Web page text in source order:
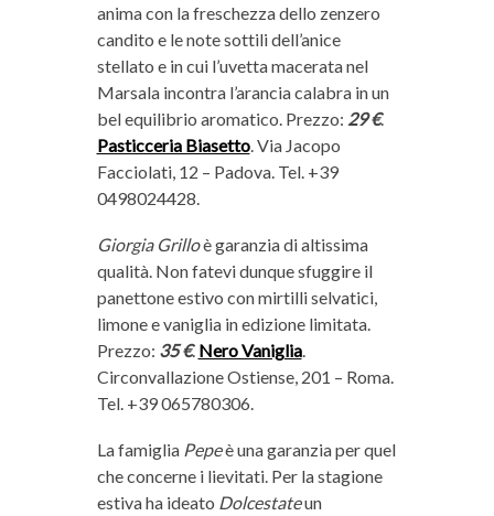
anima con la freschezza dello zenzero
candito e le note sottili dell’anice
stellato e in cui l’uvetta macerata nel
Marsala incontra l’arancia calabra in un
bel equilibrio aromatico. Prezzo: 29 €.
Pasticceria Biasetto. Via Jacopo
Facciolati, 12 – Padova. Tel. +39
0498024428.
Giorgia Grilloè garanzia di altissima
qualità. Non fatevi dunque sfuggire il
panettone estivo con mirtilli selvatici,
limone e vaniglia in edizione limitata.
Prezzo: 35 €. Nero Vaniglia.
Circonvallazione Ostiense, 201 – Roma.
Tel. +39 065780306.
La famiglia Pepeè una garanzia per quel
che concerne i lievitati. Per la stagione
estiva ha ideato Dolcestateun